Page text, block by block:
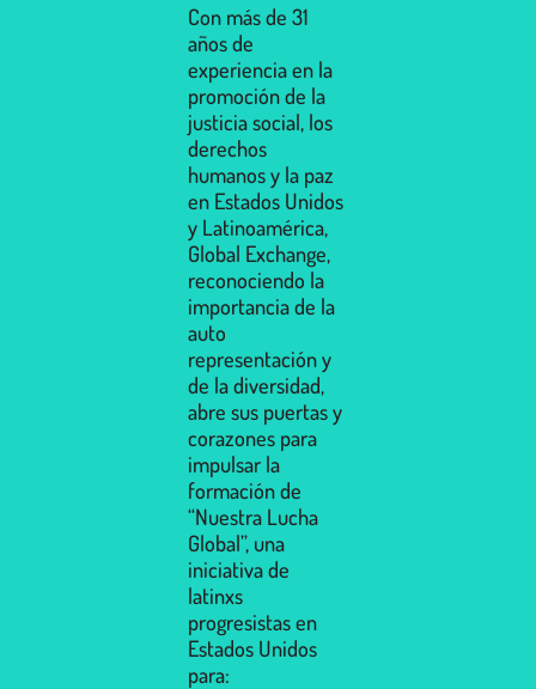
Con más de 31
años de
experiencia en la
promoción de la
justicia social, los
derechos
humanos y la paz
en Estados Unidos
y Latinoamérica,
Global Exchange,
reconociendo la
importancia de la
auto
representación y
de la diversidad,
abre sus puertas y
corazones para
impulsar la
formación de
“Nuestra Lucha
Global”, una
iniciativa de
latinxs
progresistas en
Estados Unidos
para: